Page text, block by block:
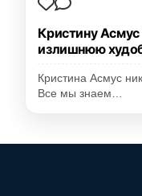
Кристину Асмус
излишнюю
Кристина Асмус
Все мы знаем…